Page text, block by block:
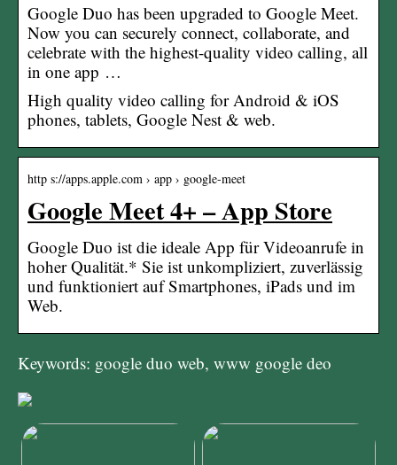
Google Duo has been upgraded to Google Meet.
Now you can securely connect, collaborate, and
celebrate with the highest-quality video calling, all
in one app …
High quality video calling for Android & iOS
phones, tablets, Google Nest & web.
http s://apps.apple.com › app › google-meet
Google Meet 4+ – App Store
Google Duo ist die ideale App für Videoanrufe in
hoher Qualität.* Sie ist unkompliziert, zuverlässig
und funktioniert auf Smartphones, iPads und im
Web.
Keywords: google duo web, www google deo